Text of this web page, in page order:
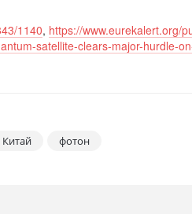
1140, https://www.eurekalert.org/
satellite-clears-major-hurdle-
Китай фотон